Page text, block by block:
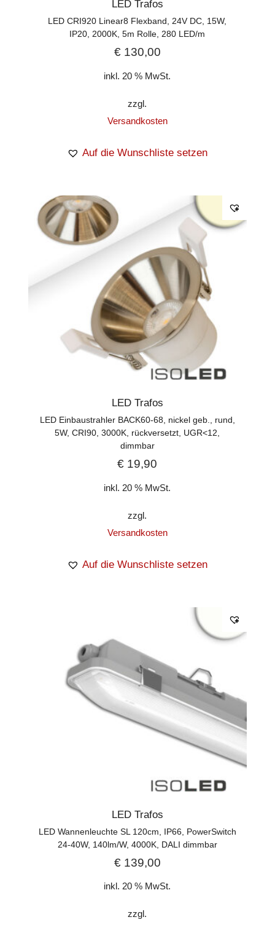
LED Trafos
LED CRI920 Linear8 Flexband, 24V DC, 15W,
IP20, 2000K, 5m Rolle, 280 LED/m
€130,00
inkl. 20 % MwSt.
zzgl.
Versandkosten
Auf die Wunschliste setzen
LED Trafos
LED Einbaustrahler BACK60-68, nickel geb., rund,
5W, CRI90, 3000K, rückversetzt, UGR<12,
dimmbar
€ 19,90
inkl. 20 % MwSt.
zzgl.
Versandkosten
Auf die Wunschliste setzen
LED Trafos
LED Wannenleuchte SL 120cm, IP66, PowerSwitch
24-40W, 140lm/W, 4000K, DALI dimmbar
€139,00
inkl. 20 % MwSt.
zzgl.